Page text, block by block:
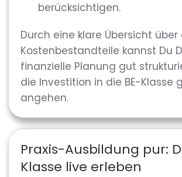
berücksichtigen.
Durch eine klare Übersicht über
Kostenbestandteile kannst Du
finanzielle Planung gut
die Investition in die BE-Klasse
angehen.
Praxis-Ausbildung pur:
Klasse live erleben